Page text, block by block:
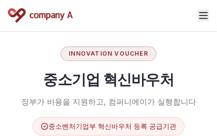
INNOVATION VOUCHER
중소기업 혁신바우처
정부가 비용을 지원하고, 컴퍼니에이가 실행합니다
중소벤처기업부 혁신바우처 등록 공급기관